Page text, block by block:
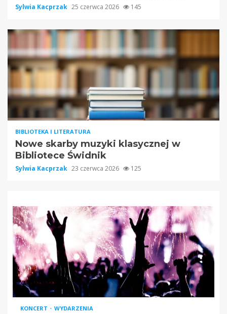
Sylwia Kacprzak 25 czerwca 2026 145
BIBLIOTEKA I LITERATURA
Nowe skarby muzyki klasycznej w
Bibliotece Świdnik
Sylwia Kacprzak 23 czerwca 2026 125
KONCERT WYDARZENIA